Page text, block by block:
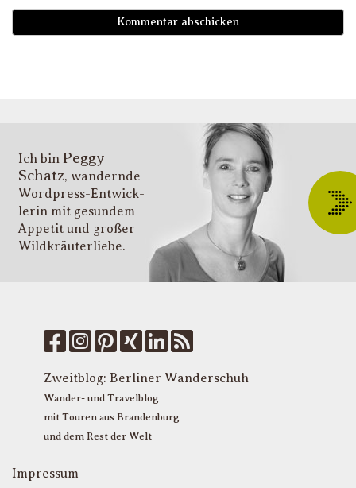
Ich bin Peggy
Schatz, wandernde
Wordpress-Entwick­
lerin mit gesundem
Appetit und großer
Wildkräuter­liebe.
Zweitblog: Berliner Wanderschuh
Wander- und Travelblog
mit Touren aus Brandenburg
und dem Rest der Welt
Impressum